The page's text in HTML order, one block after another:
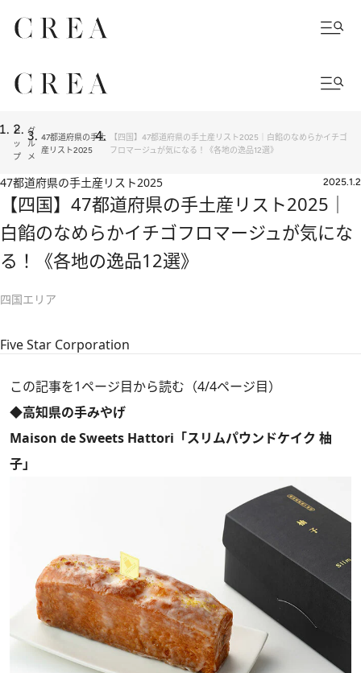
ト
ッ
プ
グ
ル
メ
47都道府県の手土
産リスト2025
【四国】47都道府県の手土産リスト2025｜白餡のなめらかイチゴ
フロマージュが気になる！《各地の逸品12選》
47都道府県の手土産リスト2025 2025.1.2
【四国】47都道府県の手土産リスト2025｜
白餡のなめらかイチゴフロマージュが気にな
る！《各地の逸品12選》
四国エリア
Five Star Corporation
この記事を1ページ目から読む（4/4ページ目）
◆高知県の手みやげ
Maison de Sweets Hattori「スリムパウンドケイク 柚
子」